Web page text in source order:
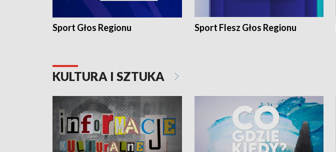
Sport Głos Regionu Sport Flesz Głos Regionu
KULTURA I SZTUKA